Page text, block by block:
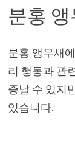
분홍
분홍 앵무새
리 행동과 관
증날 수 있지
있습니다.